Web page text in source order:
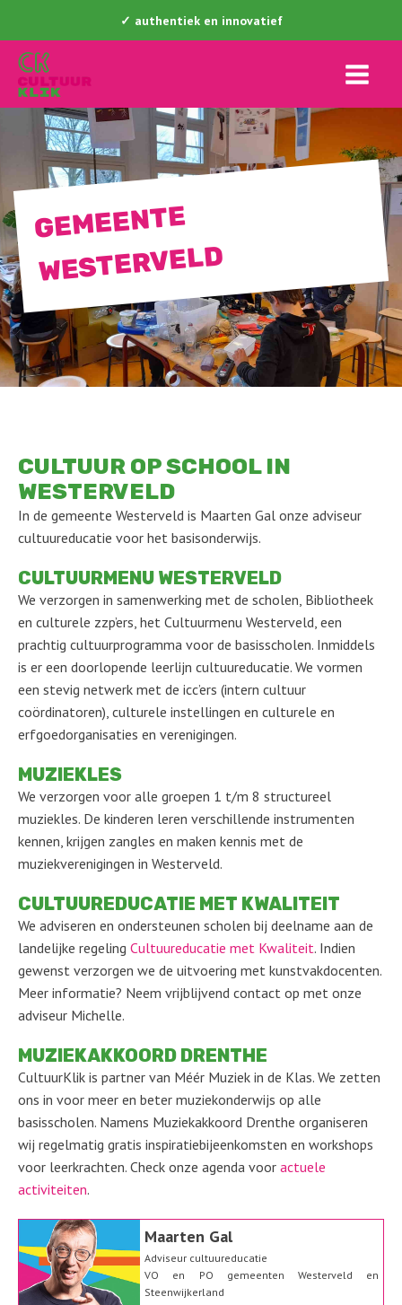
✓ authentiek en innovatief
GE
MEENTE
WESTERVELD
CULTUUR OP SCHOOL IN
WESTERVELD
In de gemeente Westerveld is Maarten Gal onze adviseur
cultuureducatie voor het basisonderwijs.
CULTUURMENU WESTERVELD
We verzorgen in samenwerking met de scholen, Bibliotheek
en culturele zzp’ers, het Cultuurmenu Westerveld, een
prachtig cultuurprogramma voor de basisscholen. Inmiddels
is er een doorlopende leerlijn cultuureducatie. We vormen
een stevig netwerk met de icc’ers (intern cultuur
coördinatoren), culturele instellingen en culturele en
erfgoedorganisaties en verenigingen.
MUZIEKLES
We verzorgen voor alle groepen 1 t/m 8 structureel
muziekles. De kinderen leren verschillende instrumenten
kennen, krijgen zangles en maken kennis met de
muziekverenigingen in Westerveld.
CULTUUREDUCATIE MET KWALITEIT
We adviseren en ondersteunen scholen bij deelname aan de
landelijke regeling Cultuureducatie met Kwaliteit. Indien
gewenst verzorgen we de uitvoering met kunstvakdocenten.
Meer informatie? Neem vrijblijvend contact op met onze
adviseur Michelle.
MUZIEKAKKOORD DRENTHE
CultuurKlik is partner van Méér Muziek in de Klas. We zetten
ons in voor meer en beter muziekonderwijs op alle
basisscholen. Namens Muziekakkoord Drenthe organiseren
wij regelmatig gratis inspiratiebijeenkomsten en workshops
voor leerkrachten. Check onze agenda voor actuele
activiteiten.
Maarten Gal
Adviseur cultuureducatie
VO en PO gemeenten Westerveld en
Steenwijkerland